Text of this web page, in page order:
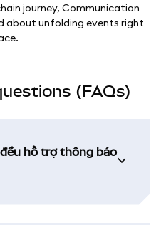
journey, Communication
about unfolding events right
(FAQs)
hỗ trợ thông báo